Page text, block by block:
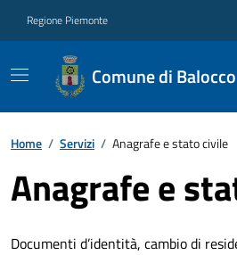
Regione Piemonte
Comune di Balocco
Home / Servizi / Anagrafe e stato civile
Anagrafe e
Documenti d’identità, cambio di